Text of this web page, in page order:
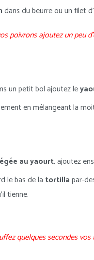
dans du beurre ou un filet
poivrons ajoutez un peu
un petit bol ajoutez le
en mélangeant la
au yaourt, ajoutez
le bas de la tortillapar-
tienne.
quelques secondes